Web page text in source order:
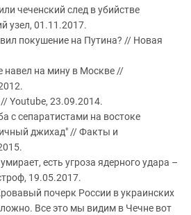
чеченский след в убийстве
узел, 01.11.2017.
покушение на Путина? // Новая
на мину в Москве //
Youtube, 23.09.2014.
с сепаратистами на востоке
джихад" // Факты и
есть угроза ядерного удара –
19.05.2017.
почерк России в украинских
Все это мы видим в Чечне вот